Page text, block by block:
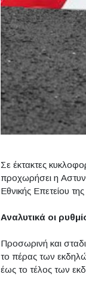
Σε έκτακτες
προχωρήσει η
Εθνικής Επετείου
Αναλυτικά οι
Προσωρινή και
το πέρας των
έως το τέλος των